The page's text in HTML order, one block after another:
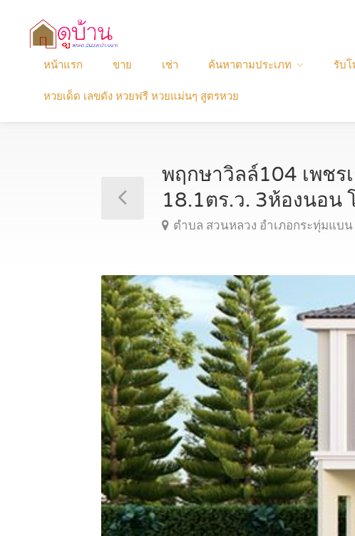
หน้าแรก ขาย เช่า ค้นหาตามประเภท รับ
หวยเด็ด เลขดัง หวยฟรี หวยแม่นๆ สูตรหวย
พฤกษาวิลล์104 เพชร
18.1ตร.ว. 3ห้องนอน
ตำบล สวนหลวง อำเภอกระทุ่มแบ